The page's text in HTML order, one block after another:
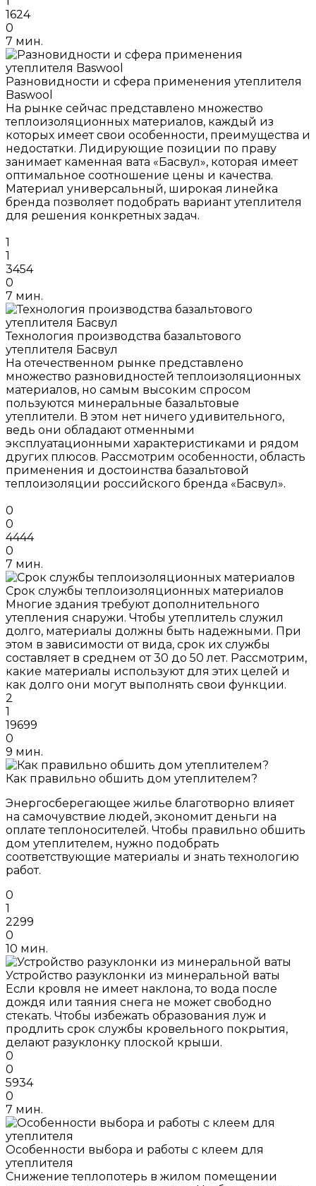
1624
0
7 мин.
Разновидности и сфера применения утеплителя
Baswool
На рынке сейчас представлено множество
теплоизоляционных материалов, каждый из
которых имеет свои особенности, преимущества и
недостатки. Лидирующие позиции по праву
занимает каменная вата «Басвул», которая имеет
оптимальное соотношение цены и качества.
Материал универсальный, широкая линейка
бренда позволяет подобрать вариант утеплителя
для решения конкретных задач.
1
1
3454
0
7 мин.
Технология производства базальтового
утеплителя Басвул
На отечественном рынке представлено
множество разновидностей теплоизоляционных
материалов, но самым высоким спросом
пользуются минеральные базальтовые
утеплители. В этом нет ничего удивительного,
ведь они обладают отменными
эксплуатационными характеристиками и рядом
других плюсов. Рассмотрим особенности, область
применения и достоинства базальтовой
теплоизоляции российского бренда «Басвул».
0
0
4444
0
7 мин.
Срок службы теплоизоляционных материалов
Многие здания требуют дополнительного
утепления снаружи. Чтобы утеплитель служил
долго, материалы должны быть надежными. При
этом в зависимости от вида, срок их службы
составляет в среднем от 30 до 50 лет. Рассмотрим,
какие материалы используют для этих целей и
как долго они могут выполнять свои функции.
2
1
19699
0
9 мин.
Как правильно обшить дом утеплителем?
Энергосберегающее жилье благотворно влияет
на самочувствие людей, экономит деньги на
оплате теплоносителей. Чтобы правильно обшить
дом утеплителем, нужно подобрать
соответствующие материалы и знать технологию
работ.
0
1
2299
0
10 мин.
Устройство разуклонки из минеральной ваты
Если кровля не имеет наклона, то вода после
дождя или таяния снега не может свободно
стекать. Чтобы избежать образования луж и
продлить срок службы кровельного покрытия,
делают разуклонку плоской крыши.
0
0
5934
0
7 мин.
Особенности выбора и работы с клеем для
утеплителя
Снижение теплопотерь в жилом помещении